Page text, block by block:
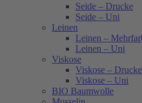
Seide – Drucke
Seide – Uni
Leinen
Leinen –
Leinen – Uni
Viskose
Viskose – Drucke
Viskose – Uni
BIO Baumwolle